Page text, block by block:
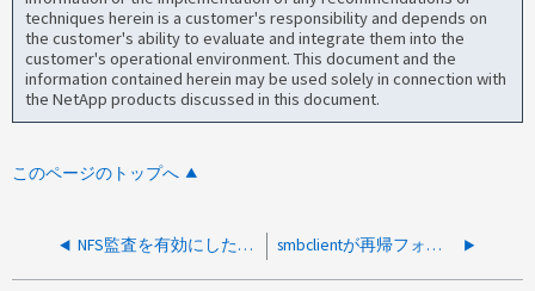
techniques herein is a customer's responsibility and depends on
the customer's ability to evaluate and integrate them into the
customer's operational environment. This document and the
information contained herein may be used solely in connection with
the NetApp products discussed in this document.
このページのトップへ
NFS監査を有効にした後、sedでアクセス拒否が発生する smbclientが再帰フォルダの作成に失敗しました